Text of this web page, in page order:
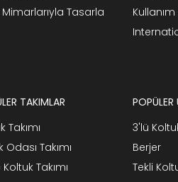
Mimarlarıyla Tasarla
TAKIMLAR
Takımı
Odası Takımı
Takımı
POPÜLER
3'lü
Berjer
Tekli